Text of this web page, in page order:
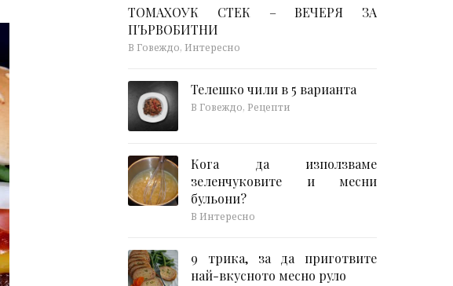
ТОМАХОУК СТЕК – ВЕЧЕРЯ ЗА
ПЪРВОБИТНИ
В Говеждо, Интересно
Телешко чили в 5 варианта
В Говеждо, Рецепти
Кога да използваме
зеленчуковите и месни
бульони?
В Интересно
9 трика, за да приготвите
най-вкусното месно руло